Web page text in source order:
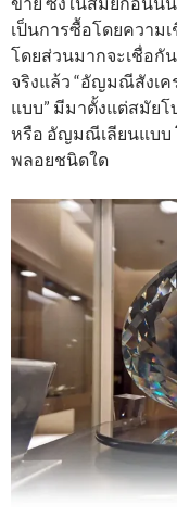
เป็นการซื้อโดยความ
โดยส่วนมากจะเชื่อกั
จริงแล้ว “อัญมณีสังเค
แบบ” มีมาตั้งแต่สมัย
หรือ อัญมณีเลียนแบบ
พลอยชนิดใด